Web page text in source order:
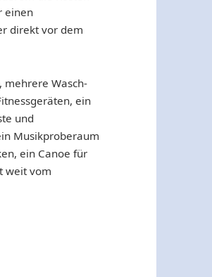
einen
direkt vor dem
Wasch-
ein
und
Musikproberaum
ein Canoe für
weit vom